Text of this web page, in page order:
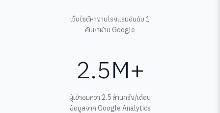
เว็บไซต์หางานโรงแรมอันดับ 1
ค้นหาผ่าน Google
2.5M+
ผู้เข้าชมกว่า 2.5 ล้านครั้ง/เดือน
ข้อมูลจาก Google Analytics